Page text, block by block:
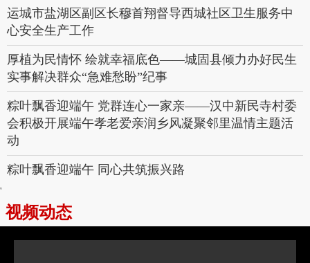
运城市盐湖区副区长穆首翔督导西城社区卫生服务中
心安全生产工作
厚植为民情怀 绘就幸福底色——城固县倾力办好民生
实事解决群众“急难愁盼”纪事
粽叶飘香迎端午 党群连心一家亲——汉中新民寺村委
会积极开展端午孝老爱亲润乡风凝聚邻里温情主题活
动
粽叶飘香迎端午 同心共筑振兴路
'
视频动态